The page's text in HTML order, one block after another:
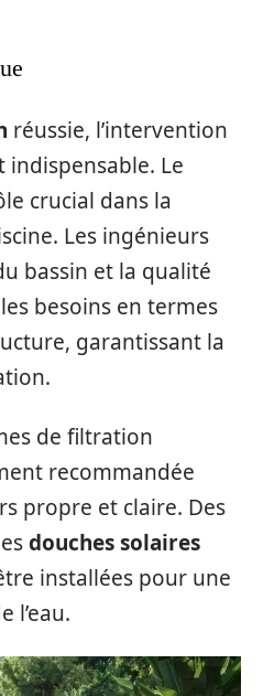
réussie, l’intervention
indispensable. Le
crucial dans la
Les ingénieurs
bassin et la qualité
besoins en termes
garantissant la
de filtration
recommandée
propre et claire. Des
douches solaires
installées pour une
l’eau.